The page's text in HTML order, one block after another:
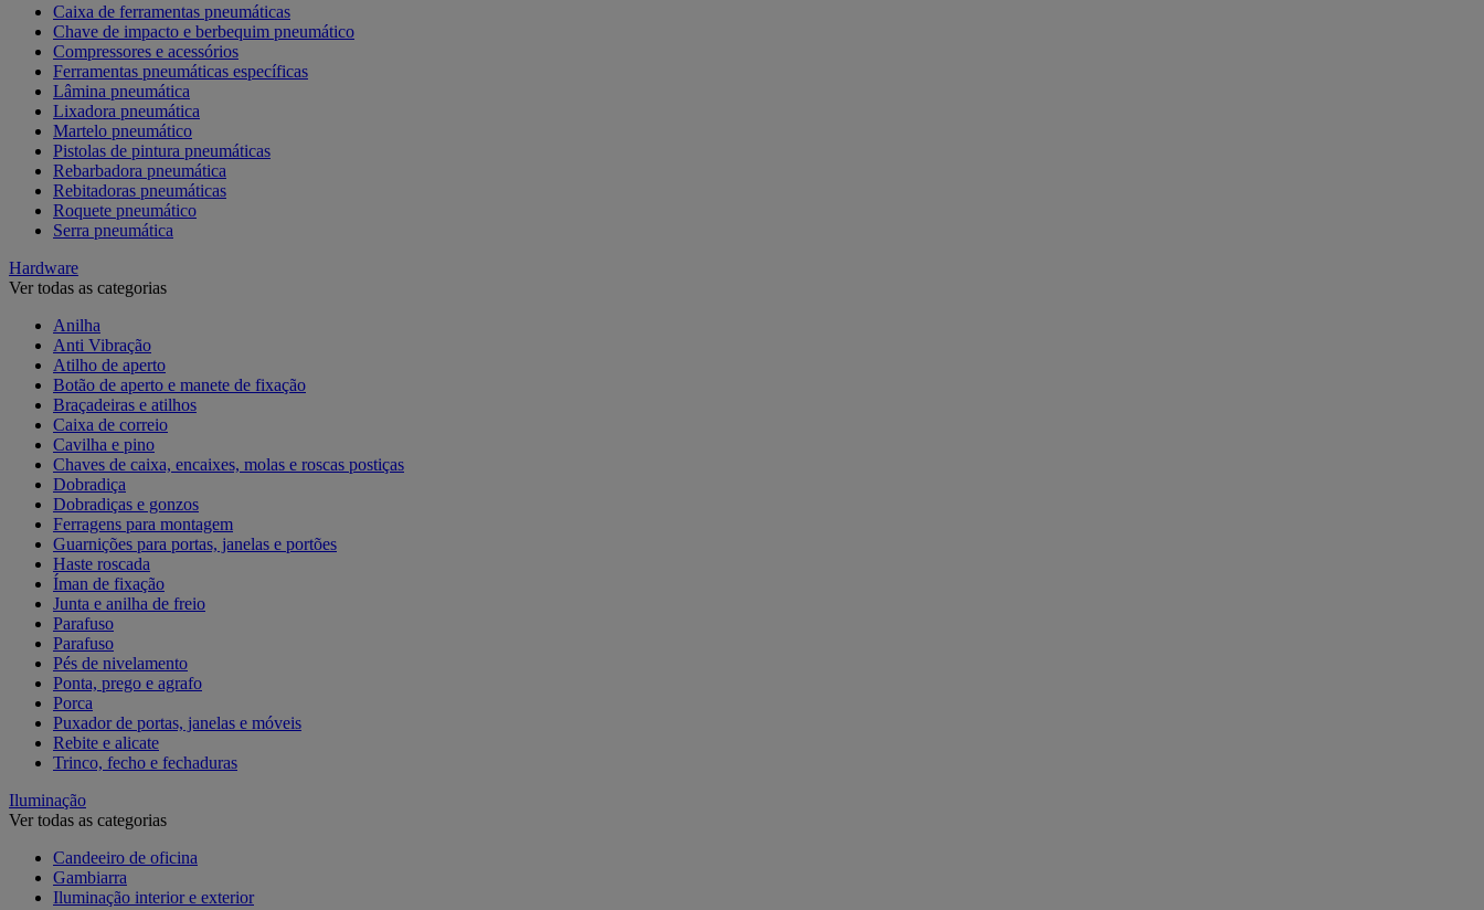
Caixa de ferramentas pneumáticas
Chave de impacto e berbequim pneumático
Compressores e acessórios
Ferramentas pneumáticas específicas
Lâmina pneumática
Lixadora pneumática
Martelo pneumático
Pistolas de pintura pneumáticas
Rebarbadora pneumática
Rebitadoras pneumáticas
Roquete pneumático
Serra pneumática
Hardware
Ver todas as categorias
Anilha
Anti Vibração
Atilho de aperto
Botão de aperto e manete de fixação
Braçadeiras e atilhos
Caixa de correio
Cavilha e pino
Chaves de caixa, encaixes, molas e roscas postiças
Dobradiça
Dobradiças e gonzos
Ferragens para montagem
Guarnições para portas, janelas e portões
Haste roscada
Íman de fixação
Junta e anilha de freio
Parafuso
Parafuso
Pés de nivelamento
Ponta, prego e agrafo
Porca
Puxador de portas, janelas e móveis
Rebite e alicate
Trinco, fecho e fechaduras
Iluminação
Ver todas as categorias
Candeeiro de oficina
Gambiarra
Iluminação interior e exterior